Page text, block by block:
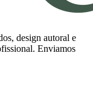
design autoral e
Enviamos